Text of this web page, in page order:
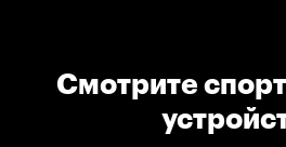
Смотрите